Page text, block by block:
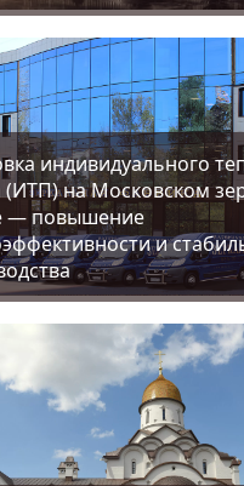
индивидуального
(ИТП) на Московском
— повышение
и